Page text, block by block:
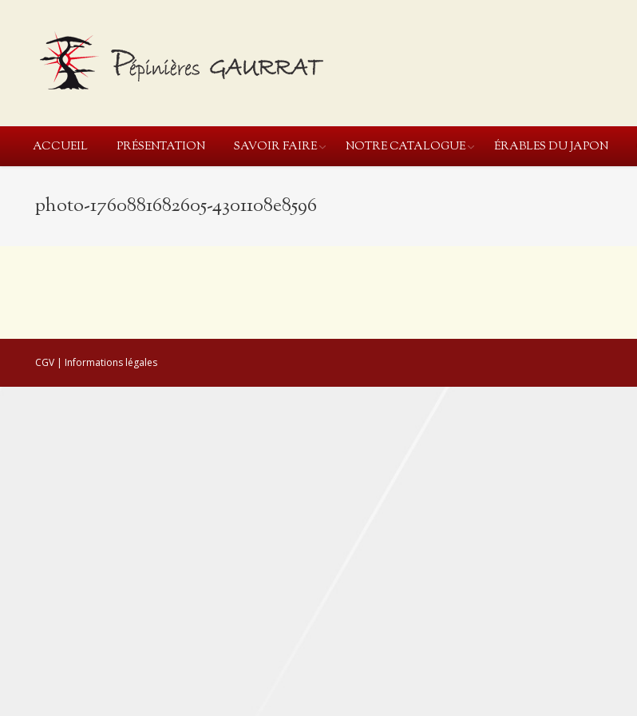
ACCUEIL PRÉSENTATION SAVOIR FAIRE NOTRE CATALOGUE ÉRABLES DU JAPON
photo-1760881682605-4301108e8596
CGV | Informations légales